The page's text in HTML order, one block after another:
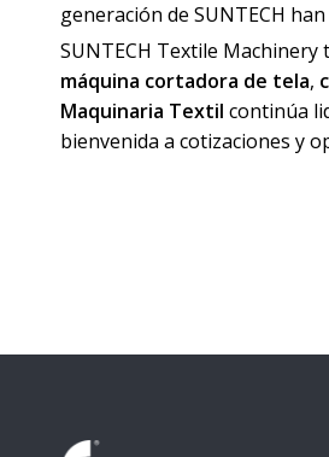
generación de SUNTECH
SUNTECH Textile
máquina cortadora de tela,
Maquinaria Textil continúa
bienvenida a cotizaciones y